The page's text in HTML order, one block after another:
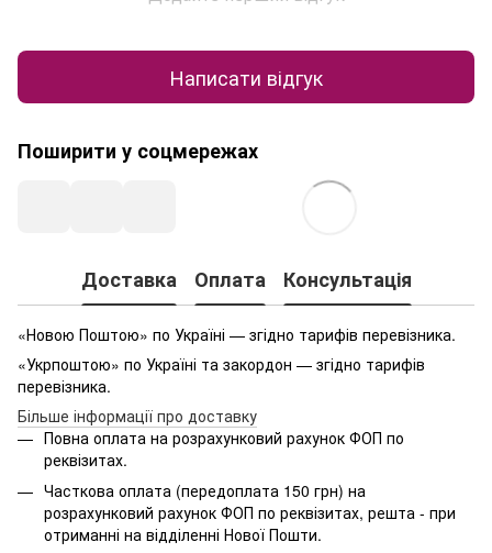
Написати відгук
Поширити у соцмережах
Доставка Оплата Консультація
«Новою Поштою» по Україні — згідно тарифів перевізника.
«Укрпоштою» по Україні та закордон — згідно тарифів
перевізника.
Більше інформації про доставку
Повна оплата на розрахунковий рахунок ФОП по
реквізитах.
Часткова оплата (передоплата 150 грн) на
розрахунковий рахунок ФОП по реквізитах, решта - при
отриманні на відділенні Нової Пошти.